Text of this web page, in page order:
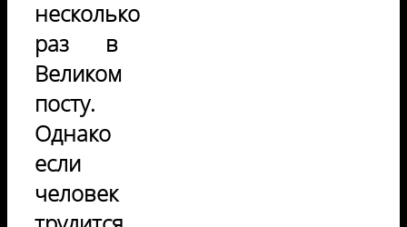
несколько
раз в
Великом
посту.
Однако
если
человек